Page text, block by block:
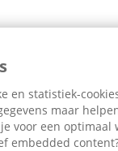
en statistiek-
maar
voor een optimaal
embedded